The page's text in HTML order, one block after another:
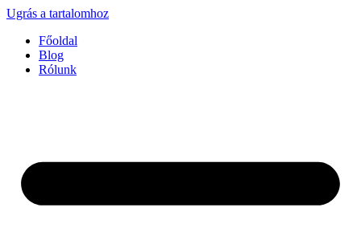
Ugrás a tartalomhoz
Főoldal
Blog
Rólunk